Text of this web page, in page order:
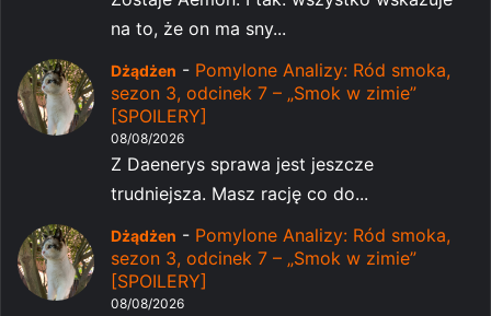
na to, że on ma sny...
Dżądżen - Pomylone Analizy: Ród smoka,
sezon 3, odcinek 7 – „Smok w zimie”
[SPOILERY]
08/08/2026
Z Daenerys sprawa jest jeszcze
trudniejsza. Masz rację co do...
Dżądżen - Pomylone Analizy: Ród smoka,
sezon 3, odcinek 7 – „Smok w zimie”
[SPOILERY]
08/08/2026